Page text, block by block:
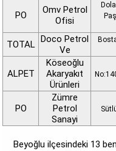
PO
Omv Petrol
Ofisi
TOTAL Doco Petrol
Ve
ALPET
Köseoğlu
Akaryakıt
Ürünleri
PO
Zümre
Petrol
Sanayi
Beyoğlu ilçesindeki 13